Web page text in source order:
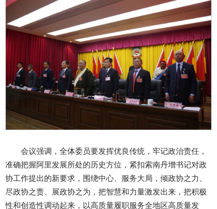
会议强调，全体委员要发挥优良传统，牢记政治责任，
准确把握阿里发展所处的历史方位，紧扣索南丹增书记对政
协工作提出的新要求，围绕中心、服务大局，倾政协之力、
尽政协之责、展政协之为，把智慧和力量激发出来，把积极
性和创造性调动起来，以高质量履职服务全地区高质量发